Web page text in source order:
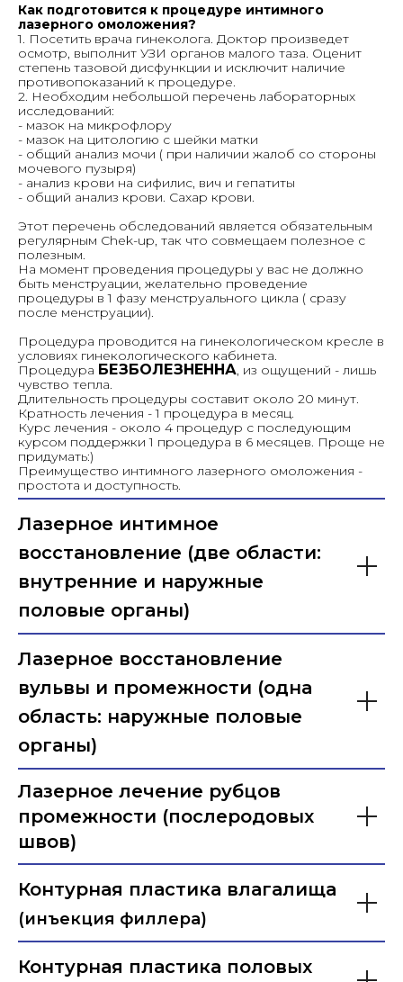
Как подготовится к процедуре интимного
лазерного омоложения?
1. Посетить врача гинеколога. Доктор произведет
осмотр, выполнит УЗИ органов малого таза. Оценит
степень тазовой дисфункции и исключит наличие
противопоказаний к процедуре.
2. Необходим небольшой перечень лабораторных
исследований:
- мазок на микрофлору
- мазок на цитологию с шейки матки
- общий анализ мочи ( при наличии жалоб со стороны
мочевого пузыря)
- анализ крови на сифилис, вич и гепатиты
- общий анализ крови. Сахар крови.
Этот перечень обследований является обязательным
регулярным Chek-up, так что совмещаем полезное с
полезным.
На момент проведения процедуры у вас не должно
быть менструации, желательно проведение
процедуры в 1 фазу менструального цикла ( сразу
после менструации).
Процедура проводится на гинекологическом кресле в
условиях гинекологического кабинета.
Процедура БЕЗБОЛЕЗНЕННА, из ощущений - лишь
чувство тепла.
Длительность процедуры составит около 20 минут.
Кратность лечения - 1 процедура в месяц.
Курс лечения - около 4 процедур с последующим
курсом поддержки 1 процедура в 6 месяцев. Проще не
придумать:)
Преимущество интимного лазерного омоложения -
простота и доступность.
Лазерное интимное
восстановление (две области:
внутренние и наружные
половые органы)
Лазерное восстановление
вульвы и промежности (одна
область: наружные половые
органы)
Лазерное лечение рубцов
промежности (послеродовых
швов)
Контурная пластика влагалища
(инъекция филлера)
Контурная пластика половых